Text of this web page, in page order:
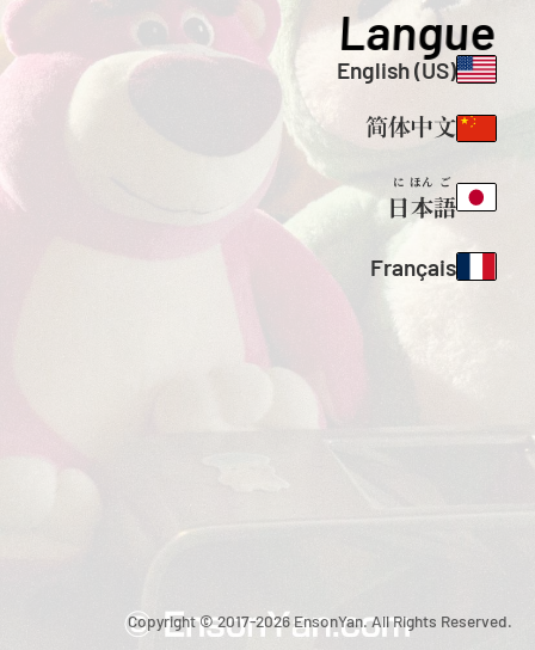
Langue
English (US)
简体中文
日
に
本
ほん
語
ご
Français
Copyright © 2017-2026 EnsonYan. All Rights Reserved.